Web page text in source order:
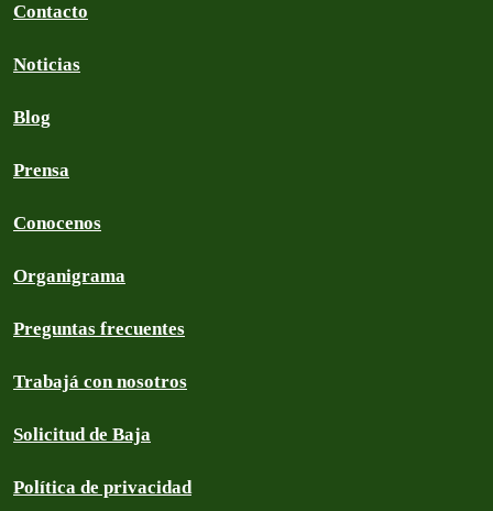
Contacto
Noticias
Blog
Prensa
Conocenos
Organigrama
Preguntas frecuentes
Trabajá con nosotros
Solicitud de Baja
Política de privacidad